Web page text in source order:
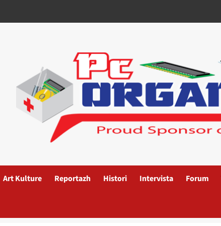
Art Kulture Reportazh Histori Intervista Forum